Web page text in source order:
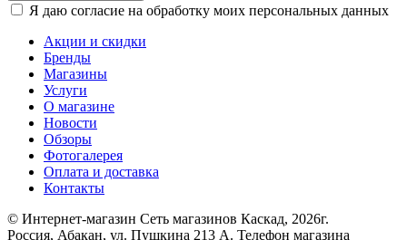
Я даю согласие на обработку моих персональных данных
Акции и скидки
Бренды
Магазины
Услуги
О магазине
Новости
Обзоры
Фотогалерея
Оплата и доставка
Контакты
© Интернет-магазин Сеть магазинов Каскад, 2026г.
Россия, Абакан, ул. Пушкина 213 А. Телефон магазина